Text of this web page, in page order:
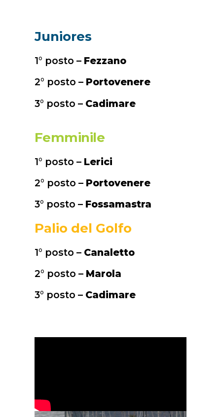
Juniores
1° posto – Fezzano
2° posto – Portovenere
3° posto – Cadimare
Femminile
1° posto – Lerici
2° posto – Portovenere
3° posto – Fossamastra
Palio del Golfo
1° posto – Canaletto
2° posto – Marola
3° posto – Cadimare